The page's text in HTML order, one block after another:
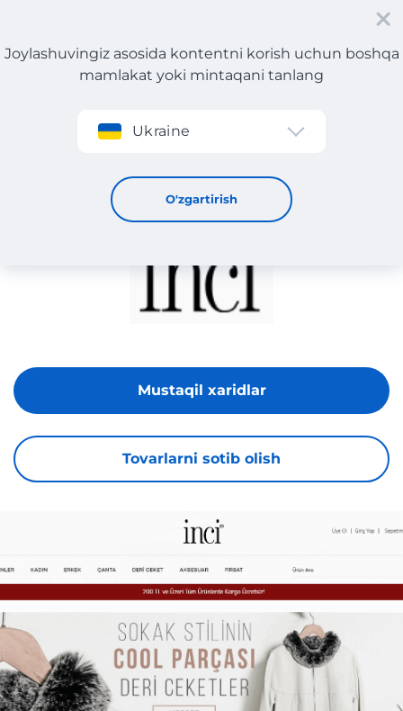
Roʻyxatdan oʻtish
Joylashuvingiz asosida kontentni korish uchun boshqa
mamlakat yoki mintaqani tanlang
Ukraine
O'zgartirish
İNCI DERI
Tovarlarni sotib olish
Mustaqil xaridlar